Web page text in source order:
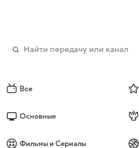
Все
Основные
Фильмы и Сериалы